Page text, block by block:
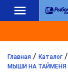
Главная / Каталог /
МЫШИ НА ТАЙМЕНЯ